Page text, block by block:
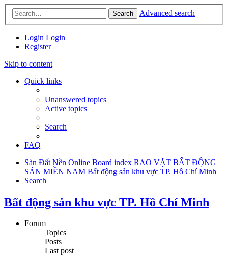
Search Advanced search
Login Login
Register
Skip to content
Quick links
Unanswered topics
Active topics
Search
FAQ
Sàn Đất Nền Online Board index RAO VẶT BẤT ĐỘNG
SẢN MIỀN NAM Bất động sản khu vực TP. Hồ Chí Minh
Search
Bất động sản khu vực TP. Hồ Chí Minh
Forum
Topics
Posts
Last post